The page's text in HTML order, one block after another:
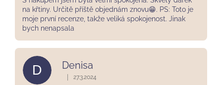
na křtiny. Určitě příště objednám znovu😁. PS: Toto je
moje první recenze, takže veliká spokojenost. Jinak
bych nenapsala
D Denisa
Hodnocení obchodu je 5 z 5 hvězdiček.
27.3.2024